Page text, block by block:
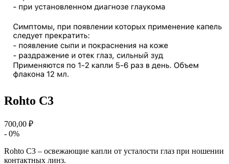
Rohto C3
700,00 ₽
- 0%
Rohto C3 – освежающие капли от усталости глаз при ношении
контактных линз.